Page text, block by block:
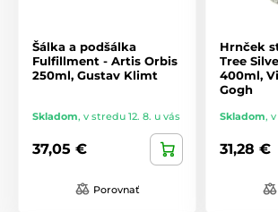
Šálka ​​a podšálka
Fulfillment - Artis Orbis
250ml, Gustav Klimt
Skladom, v stredu 12. 8. u vás
37,05 €
Porovnať
Hrnček
Tree
400ml,
Gogh
Skladom, v
31,28 €